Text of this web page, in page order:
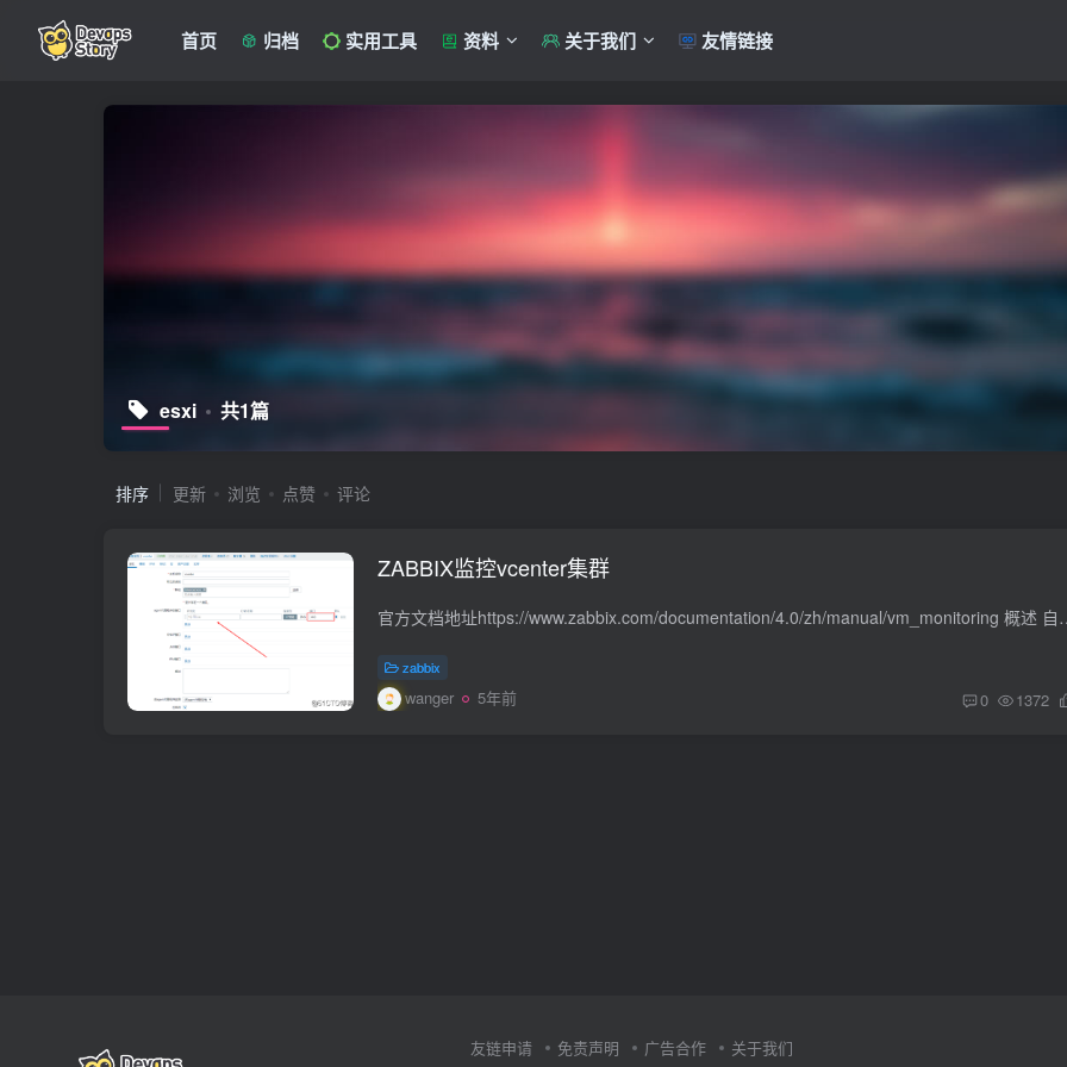
首页 归档 实用工具 资料 关于我们 友情链接
esxi 共1篇
排序 更新 浏览 点赞 评论
ZABBIX监控vcenter集群
官方文档地址https://www.zabbix.com/documentation/
zabbix
wanger 5年前 0 1372
友链申请 免责声明 广告合作 关于我们